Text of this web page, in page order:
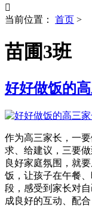

当前位置： 首页 >
苗圃3班
好好做饭的
作为高三家长，一
求、给建议，三要
良好家庭氛围，就
饭，让孩子在午餐
段，感受到家长对
成良好的互动、配